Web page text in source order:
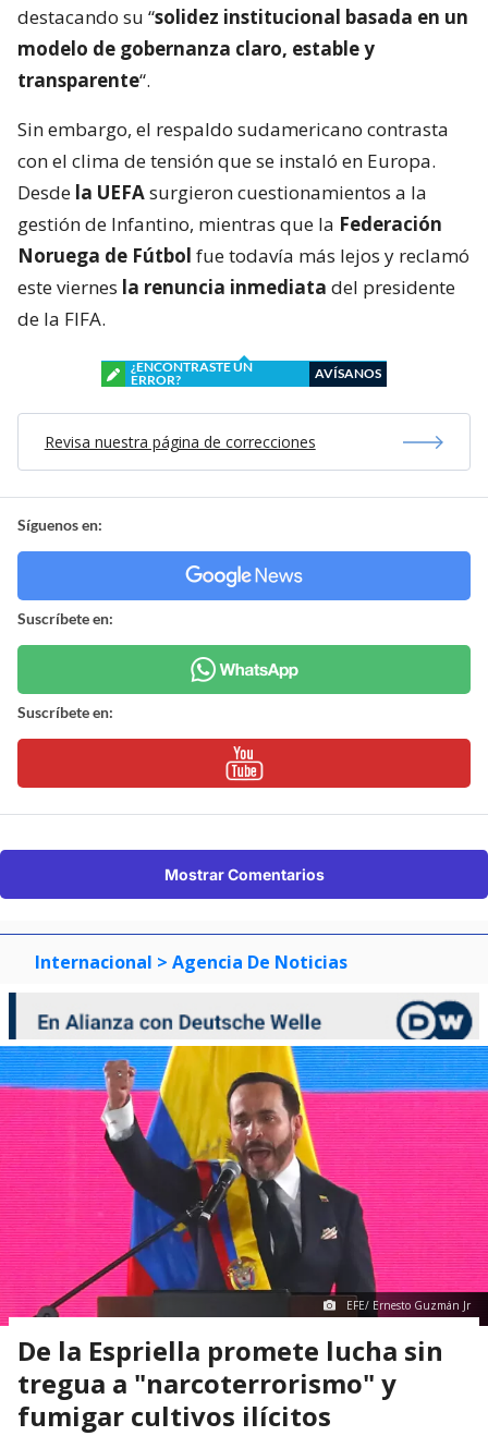
destacando su “solidez institucional basada en un
modelo de gobernanza claro, estable y
transparente“.
Sin embargo, el respaldo sudamericano contrasta
con el clima de tensión que se instaló en Europa.
Desde la UEFAsurgieron cuestionamientos a la
gestión de Infantino, mientras que la Federación
Noruega de Fútbol fue todavía más lejos y reclamó
este viernes la renuncia inmediata del presidente
de la FIFA.
¿ENCONTRASTE UN
ERROR?
AVÍSANOS
Revisa nuestra página de correcciones
Síguenos en:
Suscríbete en:
Suscríbete en:
Mostrar Comentarios
Internacional > Agencia De Noticias
EFE/ Ernesto Guzmán Jr
De la Espriella promete lucha sin
tregua a "narcoterrorismo" y
fumigar cultivos ilícitos